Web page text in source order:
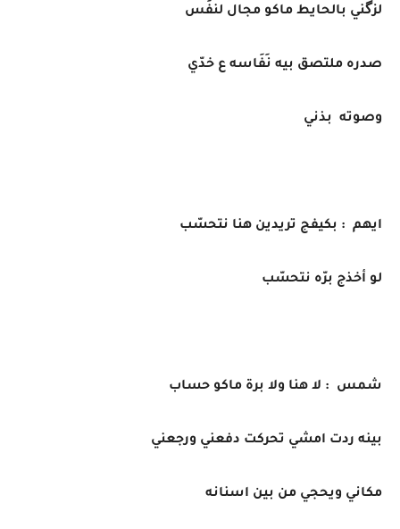
لزگني بالحايط ماكو مجال لنفَس
صدره ملتصق بيه نَفَاسه ع خدّي
وصوته بذني
ايهم : بكيفج تريدين هنا نتحسّب
لو أخذج برّه نتحسّب
شمس : لا هنا ولا برة ماكو حساب
بينه ردت امشي تحركت دفعني ورجعني
مكاني ويحجي من بين اسنانه